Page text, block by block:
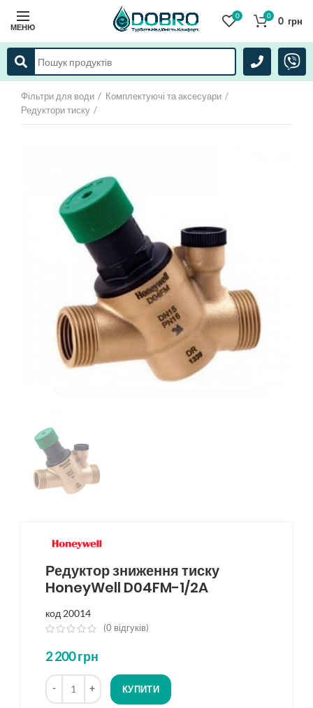
МЕНЮ
0 0 0 грн
Фільтри для води
Комплектуючі та аксесуари
Редуктори тиску
Редуктор зниження тиску
HoneyWell D04FM-1/2A
код 20014
(0 відгуків)
2 200грн
Кількість
КУПИТИ